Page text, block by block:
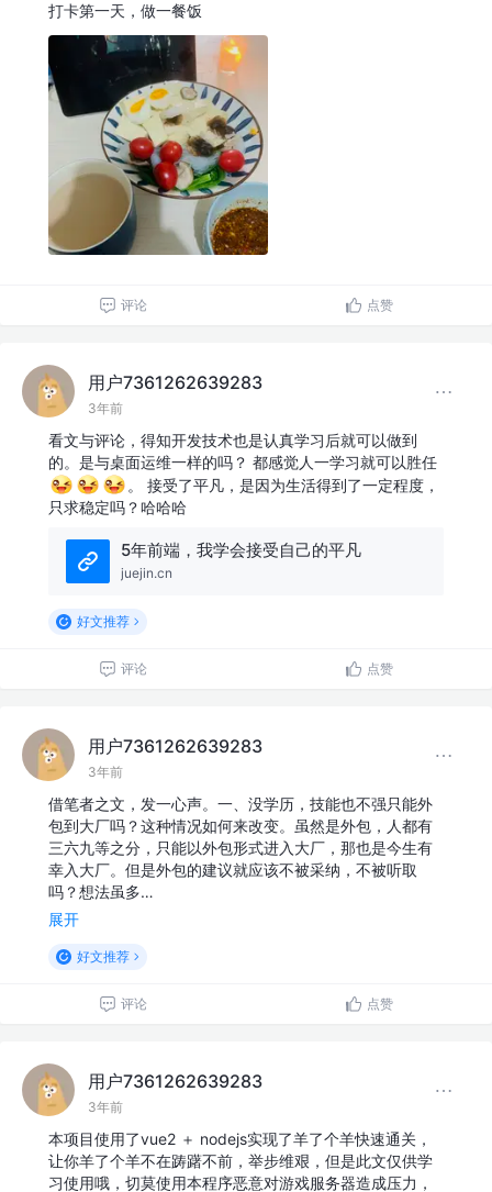
打卡第一天，做一餐饭
评论 点赞
用户7361262639283
3年前
看文与评论，得知开发技术也是认真学习后就可以做到
的。是与桌面运维一样的吗？ 都感觉人一学习就可以胜任
。 接受了平凡，是因为生活得到了一定程度，
只求稳定吗？哈哈哈
5年前端，我学会接受自己的平凡
juejin.cn
好文推荐
评论 点赞
用户7361262639283
3年前
借笔者之文，发一心声。一、没学历，技能也不强只能外
包到大厂吗？这种情况如何来改变。虽然是外包，人都有
三六九等之分，只能以外包形式进入大厂，那也是今生有
幸入大厂。但是外包的建议就应该不被采纳，不被听取
吗？想法虽多…
展开
好文推荐
评论 点赞
用户7361262639283
3年前
本项目使用了vue2 ＋ nodejs实现了羊了个羊快速通关，
让你羊了个羊不在踌躇不前，举步维艰，但是此文仅供学
习使用哦，切莫使用本程序恶意对游戏服务器造成压力，